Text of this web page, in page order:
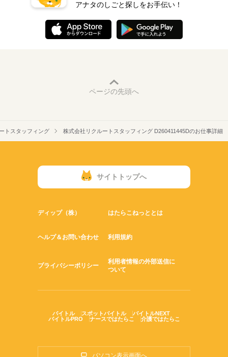
アナタのしごと探しをお手伝い！
ページの先頭へ
トスタッフィング 株式会社リクルートスタッフィング D260411445Dのお仕事詳細
サイトトップへ
ディップ（株） はたらこねっととは
ヘルプ＆お問い合わせ 利用規約
プライバシーポリシー
利用者情報の外部送信に
ついて
バイトル スポットバイトル
バイトルNEXT
バイトルPRO
ナースではたらこ 介護ではたらこ
パソコン表示画面へ